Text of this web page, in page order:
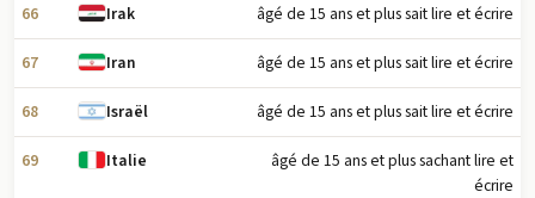
66 Irak âgé de 15 ans et plus sait lire et écrire
67 Iran âgé de 15 ans et plus sait lire et écrire
68 Israël âgé de 15 ans et plus sait lire et écrire
69 Italie
âgé de 15 ans et plus sachant lire et
écrire